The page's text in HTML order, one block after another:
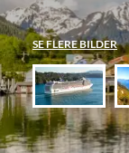
SE FLERE BILDER